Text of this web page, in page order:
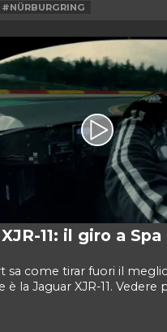
#NÜRBURGRING
11: il giro a Spa
sa come tirar fuori il
è la Jaguar XJR-11. Vedere